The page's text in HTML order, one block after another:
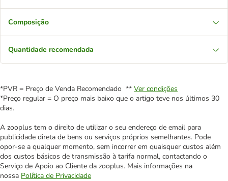
Composição
Quantidade recomendada
*PVR = Preço de Venda Recomendado ** Ver condições
*Preço regular = O preço mais baixo que o artigo teve nos últimos 30
dias.
A zooplus tem o direito de utilizar o seu endereço de email para
publicidade direta de bens ou serviços próprios semelhantes. Pode
opor-se a qualquer momento, sem incorrer em quaisquer custos além
dos custos básicos de transmissão à tarifa normal, contactando o
Serviço de Apoio ao Cliente da zooplus. Mais informações na
nossa Política de Privacidade